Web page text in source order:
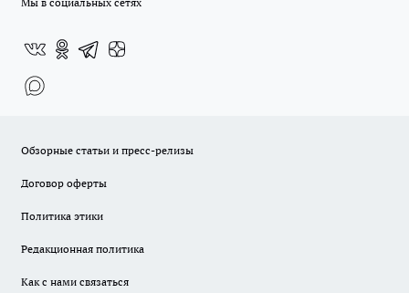
Обзорные статьи и пресс-релизы
Договор оферты
Политика этики
Редакционная политика
Как с нами связаться